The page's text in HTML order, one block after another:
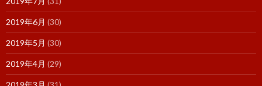
2019年6月 (30)
2019年5月 (30)
2019年4月 (29)